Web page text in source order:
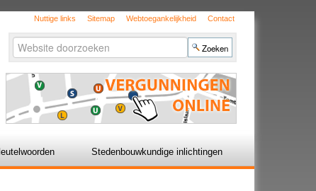
Nuttige links Sitemap Webtoegankelijkheid Contact
Zoek
zoeken...
Stedenbouwkundige inlichtingen